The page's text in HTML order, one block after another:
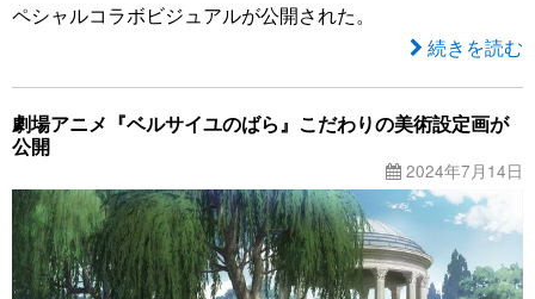
ペシャルコラボビジュアルが公開された。
続きを読む
劇場アニメ『ベルサイユのばら』こだわりの美術設定画が
公開
2024年7月14日